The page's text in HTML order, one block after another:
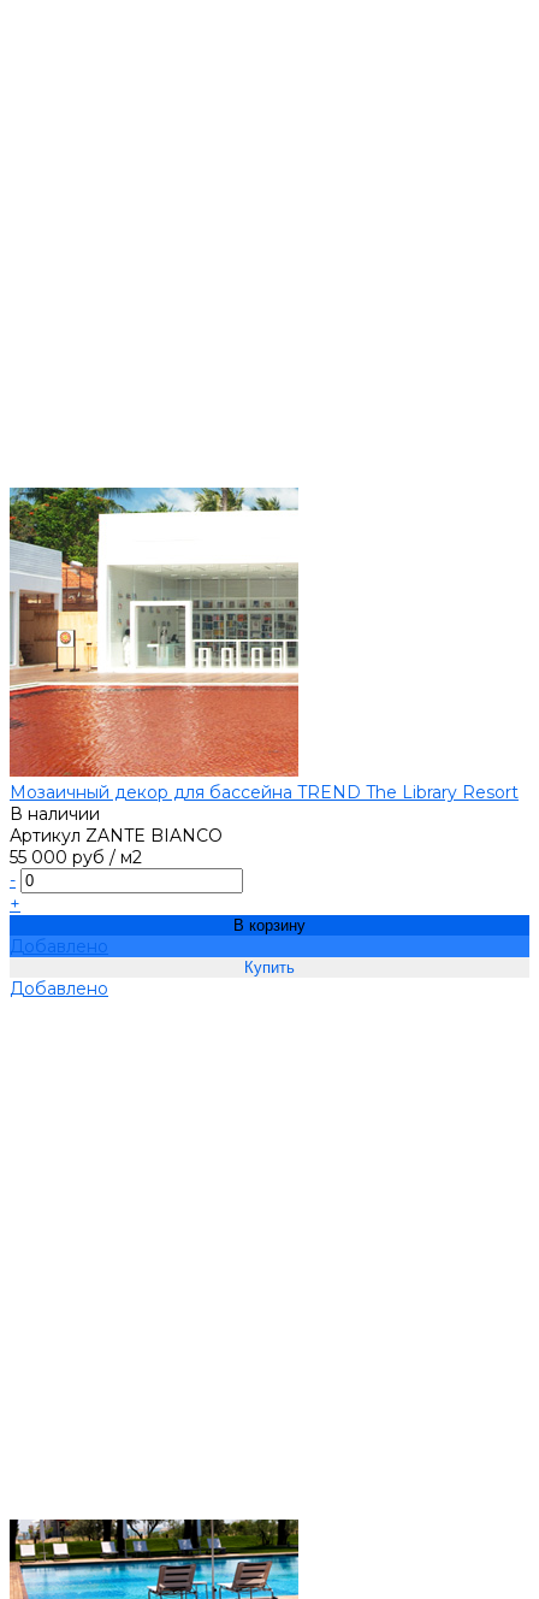
Мозаичный декор для бассейна TREND The Library Resort
В наличии
Артикул ZANTE BIANCO
55 000 руб / м2
-
+
В корзину
Добавлено
Добавлено